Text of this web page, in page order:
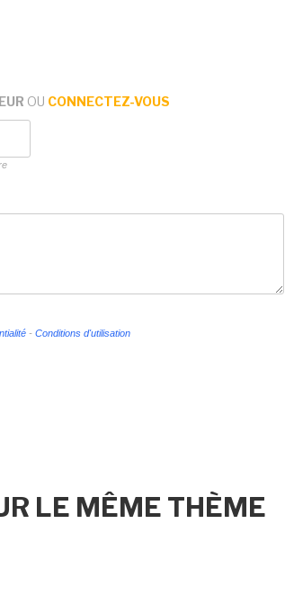
OU CONNECTEZ-VOUS
- Conditions d'utilisation
LE MÊME THÈME